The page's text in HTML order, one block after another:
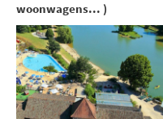
woonwagens... )